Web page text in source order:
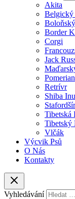
Akita
Belgický
Border
Corgi
Jack
Pomerian
Retrívr
Shiba Inu
Tibetská
Tibetský
Vlčák
Výcvik Psů
O Nás
Kontakty
Vyhledávání